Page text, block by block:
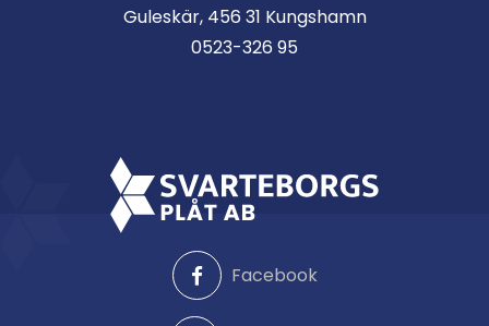
Guleskär, 456 31 Kungshamn
0523-326 95
Facebook